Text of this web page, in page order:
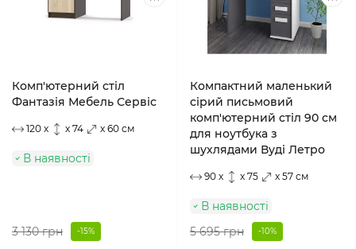
Комп'ютерний стіл
Фантазія Мебель Сервіс
120 x x 74 x 60 см
В наявності
3 130 грн -15%
Компактний маленький
сірий письмовий
комп'ютерний стіл 90 см
для ноутбука з
шухлядами Вуді Летро
90 x x 75 x 57 см
В наявності
5 695 грн
-10%